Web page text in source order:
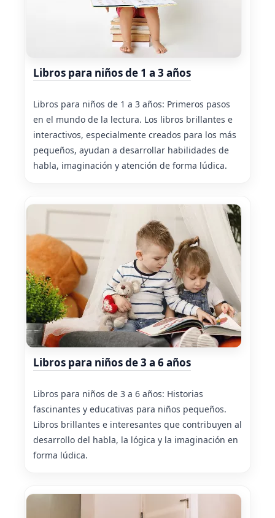
Libros para niños de 1 a 3 años
Libros para niños de 1 a 3 años: Primeros pasos
en el mundo de la lectura. Los libros brillantes e
interactivos, especialmente creados para los más
pequeños, ayudan a desarrollar habilidades de
habla, imaginación y atención de forma lúdica.
Libros para niños de 3 a 6 años
Libros para niños de 3 a 6 años: Historias
fascinantes y educativas para niños pequeños.
Libros brillantes e interesantes que contribuyen al
desarrollo del habla, la lógica y la imaginación en
forma lúdica.